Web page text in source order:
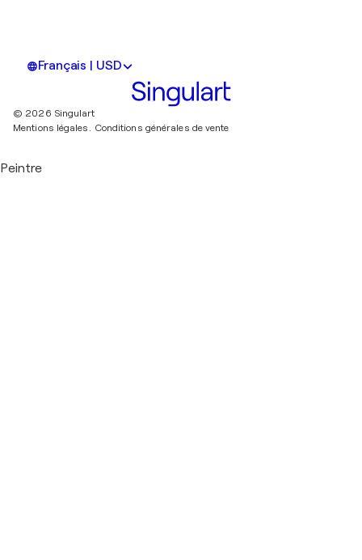
Français | USD
© 2026 Singulart
Mentions légales. Conditions générales de vente
Peintre